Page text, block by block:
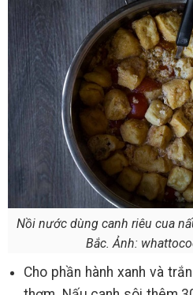
Nồi nước dùng canh riêu cua
Bắc. Ảnh:
Cho phần hành xanh và